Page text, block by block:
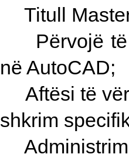
Titull
Përvojë
në AutoCAD;
Aftësi të
shkrim